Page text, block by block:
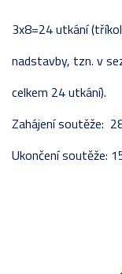
3x8=24 utkání
nadstavby, tzn. v
celkem 24 utkání).
Zahájení soutěže:
Ukončení soutěže: